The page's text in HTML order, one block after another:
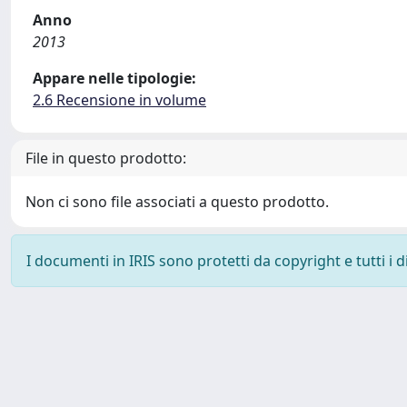
Anno
2013
Appare nelle tipologie:
2.6 Recensione in volume
File in questo prodotto:
Non ci sono file associati a questo prodotto.
I documenti in IRIS sono protetti da copyright e tutti i